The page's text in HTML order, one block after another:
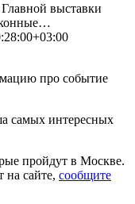
выставки
конные…
про событие
самых интересных
пройдут в Москве.
на сайте, сообщите